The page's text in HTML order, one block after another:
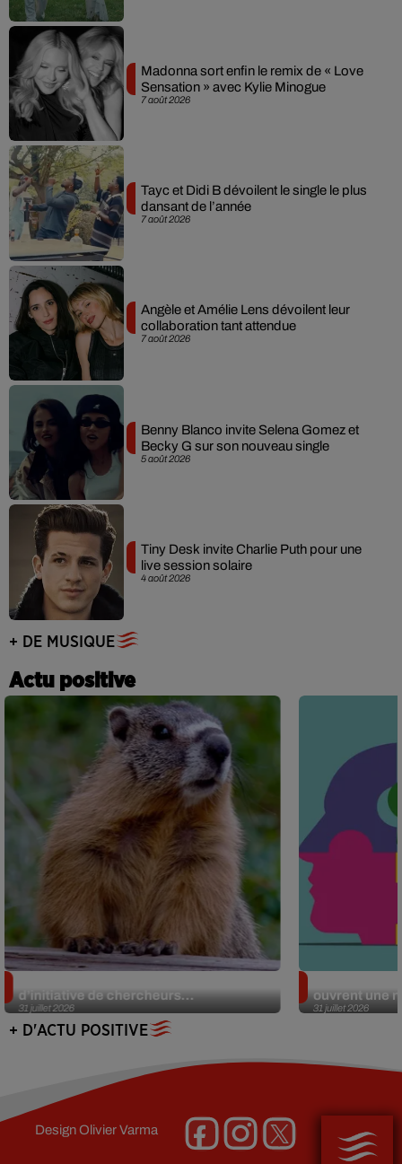
7 août 2026
Madonna sort enfin le remix de « Love
Sensation » avec Kylie Minogue
7 août 2026
Tayc et Didi B dévoilent le single le plus
dansant de l’année
7 août 2026
Angèle et Amélie Lens dévoilent leur
collaboration tant attendue
5 août 2026
Benny Blanco invite Selena Gomez et
Becky G sur son nouveau single
4 août 2026
Tiny Desk invite Charlie Puth pour une
live session solaire
+ DE MUSIQUE
Actu positive
31 juillet 2026
d’initiative de chercheurs...
31 juillet 2026
ouvrent une
+ D'ACTU POSITIVE
DesignOlivier Varma